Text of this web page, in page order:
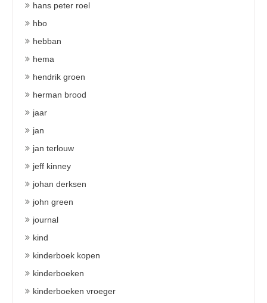
hans peter roel
hbo
hebban
hema
hendrik groen
herman brood
jaar
jan
jan terlouw
jeff kinney
johan derksen
john green
journal
kind
kinderboek kopen
kinderboeken
kinderboeken vroeger